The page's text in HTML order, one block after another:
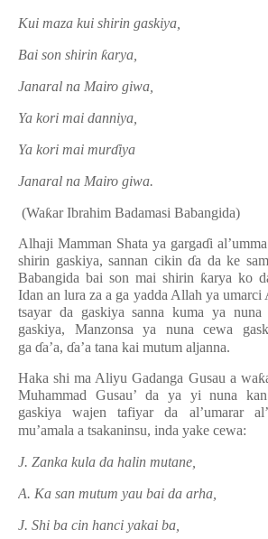
Kui maza kui shirin gaskiya,
Bai son shirin ƙarya,
Janaral na Mairo giwa,
Ya kori mai danniya,
Ya kori mai murɗiya
Janaral na Mairo giwa.
(Waƙar Ibrahim Badamasi Babangida)
Alhaji Mamman Shata ya gargaɗi
shirin gaskiya, sannan cikinɗa da ke
Babangida bai son mai shirin ƙarya ko
Idan an lura za a ga yadda Allah ya umarci
tsayar da gaskiya sanna kuma ya nuna
gaskiya, Manzonsa ya nuna cewa
ga ɗa’a, ɗa’a tana kai mutum aljanna.
Haka shi ma Aliyu Gadanga Gusau a waƙ
Muhammad Gusau’ da ya yi nuna
gaskiya wajen tafiyar da al’umarar
mu’amala a tsakaninsu, inda yake cewa:
J. Zanka kula da halin mutane,
A. Ka san mutum yau bai da arha,
J. Shi ba cin hanci yakai ba,